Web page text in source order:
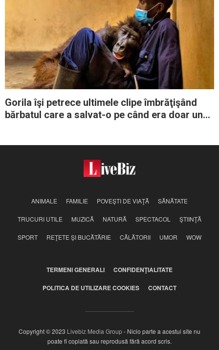
Gorila îşi petrece ultimele clipe îmbrăţişând
bărbatul care a salvat-o pe când era doar un
ANIMALE FAMILIE POVEŞTI DE VIAŢĂ SĂNĂTATE
TRUCURI UTILE MUZICĂ NATURĂ SPECTACOL ŞTIINŢĂ
SPORT REŢETE ŞI BUCĂTĂRIE CĂLĂTORII UMOR WOW
TERMENI GENERALI CONFIDENŢIALITATE
POLITICA DE UTILIZARE COOKIES CONTACT
Copyright © 2023 Livebiz Media Group- Nicio parte a acestui site nu
poate fi copiată sau reprodusă fără acord scris.